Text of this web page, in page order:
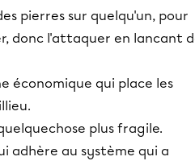
pierres sur quelqu'un, pour
donc l'attaquer en lancant
économique qui place les
plus fragile.
adhère au système qui a